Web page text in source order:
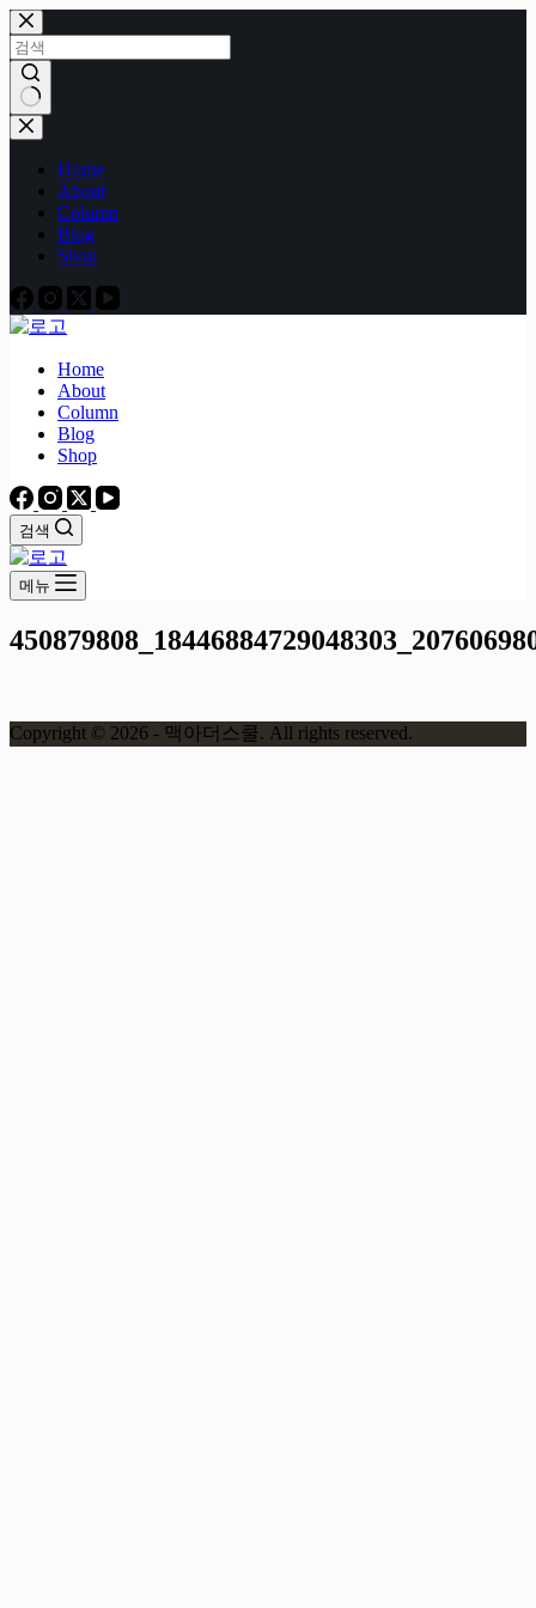
본
문
으
로
건
너
결
Home
About
Column
Blog
Shop
Home
About
Column
Blog
Shop
검색
메뉴
Copyright © 2026 - 맥아더스쿨. All rights reserved.